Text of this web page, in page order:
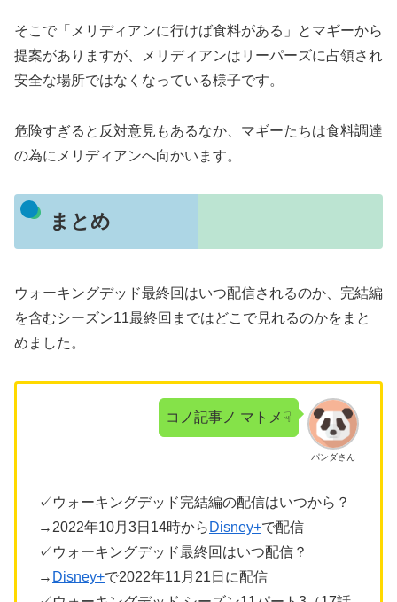
そこで「メリディアンに行けば食料がある」とマギーから
提案がありますが、メリディアンはリーパーズに占領され
安全な場所ではなくなっている様子です。
危険すぎると反対意見もあるなか、マギーたちは食料調達
の為にメリディアンへ向かいます。
まとめ
ウォーキングデッド最終回はいつ配信されるのか、完結編
を含むシーズン11最終回まではどこで見れるのかをまと
めました。
パンダさん
コノ記事ノ マトメ☟
✓ウォーキングデッド完結編の配信はいつから？
→2022年10月3日14時から Disney+で配信
✓ウォーキングデッド最終回はいつ配信？
→ Disney+で2022年11月21日に配信